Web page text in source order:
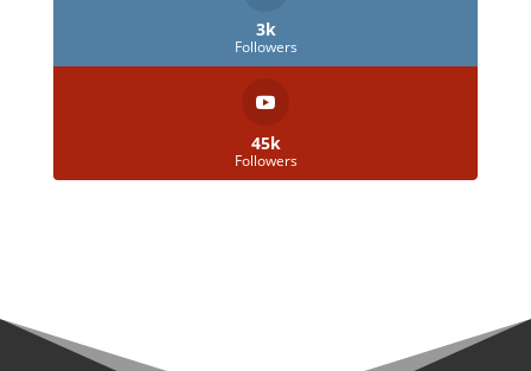
3k
Followers
45k
Followers